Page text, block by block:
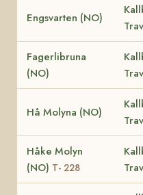
Engsvarten (NO)
Fagerlibruna
(NO)
Hå Molyna (NO)
Håke Molyn
(NO) T- 228